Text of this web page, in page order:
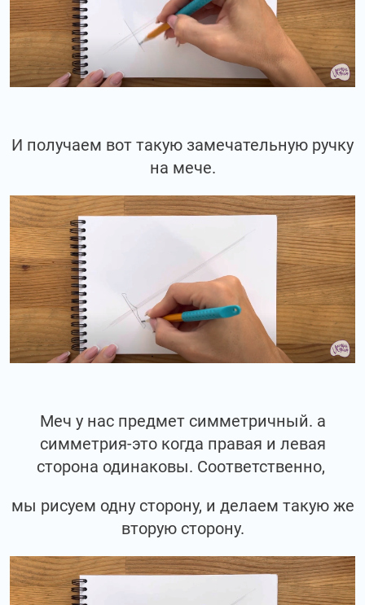
И получаем вот такую замечательную ручку
на мече.
Меч у нас предмет симметричный. а
симметрия-это когда правая и левая
сторона одинаковы. Соответственно,
мы рисуем одну сторону, и делаем такую же
вторую сторону.